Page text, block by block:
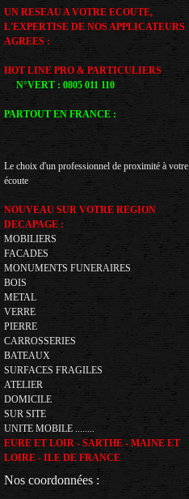
UN RESEAU A VOTRE ECOUTE,
L'EXPERTISE DE NOS APPLICATEURS
AGREES :
HOT LINE PRO & PARTICULIERS
N°VERT : 0805 011 110
PARTOUT EN FRANCE :
Le choix d'un professionnel de proximité à votre
écoute
NOUVEAU SUR VOTRE REGION
DECAPAGE :
MOBILIERS
FACADES
MONUMENTS FUNERAIRES
BOIS
METAL
VERRE
PIERRE
CARROSSERIES
BATEAUX
SURFACES FRAGILES
ATELIER
DOMICILE
SUR SITE
UNITE MOBILE ........
EURE ET LOIR - SARTHE - MAINE ET
LOIRE - ILE DE FRANCE
Nos coordonnées :